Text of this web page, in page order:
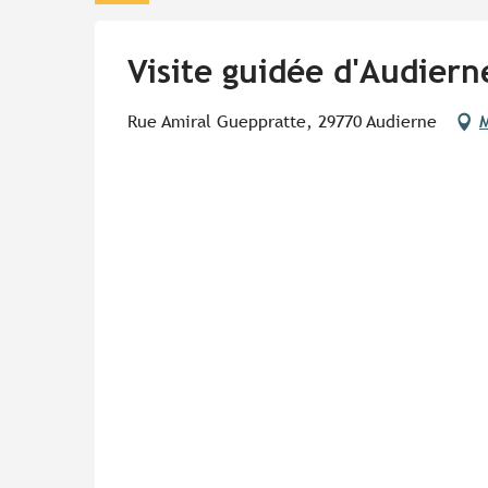
Visite guidée
Rue Amiral Gueppratte, 29770 Audierne